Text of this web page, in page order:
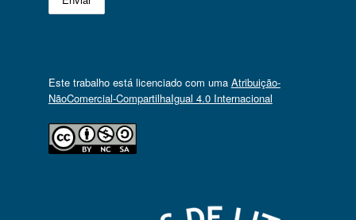
Este trabalho está licenciado com uma Atribuição-
NãoComercial-CompartilhaIgual 4.0 Internacional